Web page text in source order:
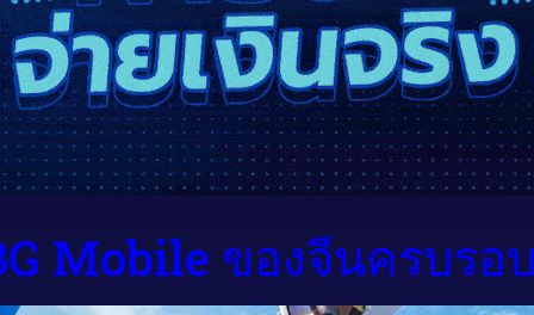
Mobile ของจีนครบรอ